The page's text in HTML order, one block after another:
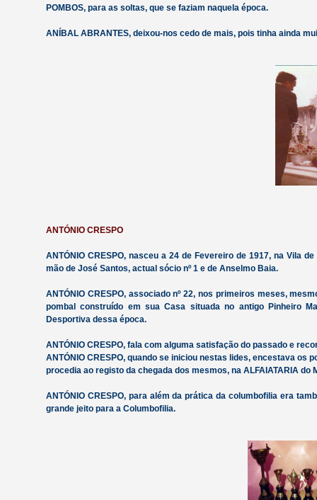
POMBOS, para as soltas, que se faziam naquela época.
ANÍBAL ABRANTES, deixou-nos cedo de mais, pois tinha ainda
ANTÓNIO CRESPO
ANTÓNIO CRESPO, nasceu a 24 de Fevereiro de 1917, na Vila
mão de José Santos, actual sócio nº 1 e de Anselmo Baia.
ANTÓNIO CRESPO, associado nº 22, nos primeiros meses,
pombal construído em sua Casa situada no antigo Pinheiro
Desportiva dessa época.
ANTÓNIO CRESPO, fala com alguma satisfação do passado e
ANTÓNIO CRESPO, quando se iniciou nestas lides, encestava os
procedia ao registo da chegada dos mesmos, na ALFAIATARIA
ANTÓNIO CRESPO, para além da prática da columbofilia era
grande jeito para a Columbofilia.